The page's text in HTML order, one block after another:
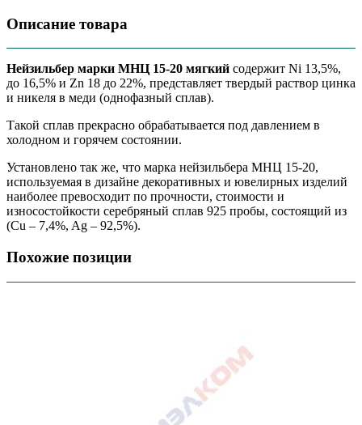
Описание товара
Нейзильбер марки МНЦ 15-20 мягкий содержит Ni 13,5%,
до 16,5% и Zn 18 до 22%, представляет твердый раствор цинка
и никеля в меди (однофазный сплав).
Такой сплав прекрасно обрабатывается под давлением в
холодном и горячем состоянии.
Установлено так же, что марка нейзильбера МНЦ 15-20,
используемая в дизайне декоративных и ювелирных изделий
наиболее превосходит по прочности, стоимости и
износостойкости серебряный сплав 925 пробы, состоящий из
(Cu – 7,4%, Ag – 92,5%).
Похожие позиции